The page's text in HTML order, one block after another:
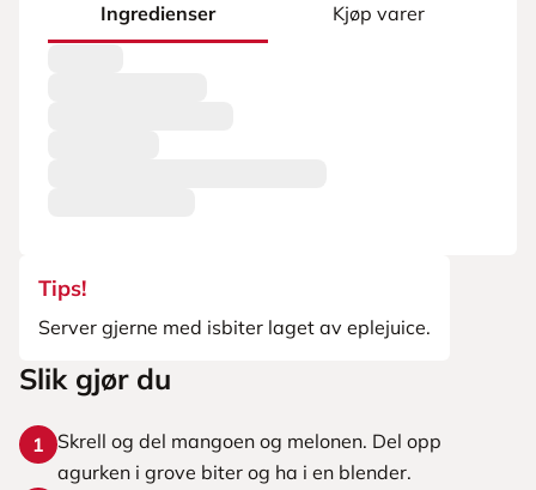
Ingredienser Kjøp varer
Tips!
Server gjerne med isbiter laget av eplejuice.
Slik gjør du
1
Skrell og del mangoen og melonen. Del opp
agurken i grove biter og ha i en blender.